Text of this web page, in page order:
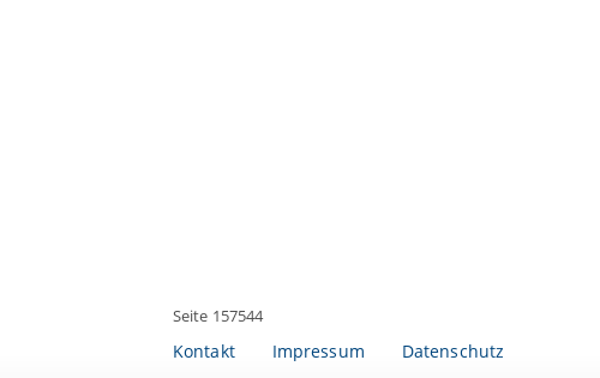
Seite 157544
Kontakt Impressum Datenschutz